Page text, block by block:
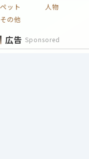
ペット 人物
その他
広告 Sponsored